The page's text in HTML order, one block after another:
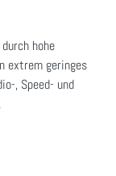
hohe
extrem geringes
, Speed- und